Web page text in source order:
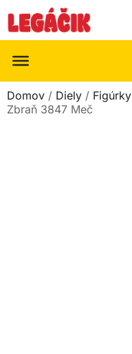
Domov / Diely / Figúrky
Zbraň 3847 Meč